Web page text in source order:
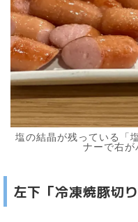
塩の結晶が残っている「
ナーで右が
左下「冷凍焼豚切